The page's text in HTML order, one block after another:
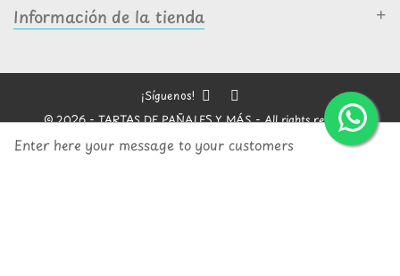
Enter here your message to your customers
Información de la tienda
© 2026 - TARTAS DE PAÑALES Y MÁS - All rights reserved
¡Síguenos!